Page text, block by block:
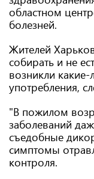
областном
болезней.
Жителей
собирать и не
возникли
употребления,
"В пожилом
заболеваний
съедобные
симптомы
контроля.